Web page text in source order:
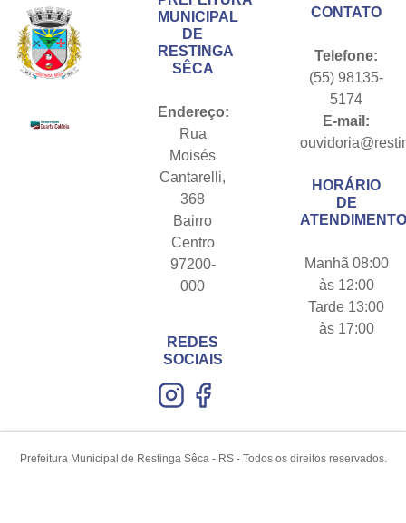
MUNICIPAL
DE
RESTINGA
SÊCA
Endereço:
Rua
Moisés
Cantarelli,
368
Bairro
Centro
97200-
000
REDES
SOCIAIS
CONTATO
Telefone:
(55) 98135-
5174
E-mail:
HORÁRIO
DE
Manhã 08:00
às 12:00
Tarde 13:00
às 17:00
Prefeitura Municipal de Restinga Sêca - RS - Todos os direitos reservados.